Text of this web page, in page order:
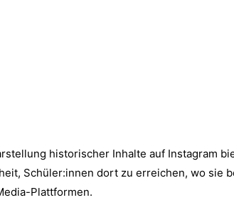
historischer Inhalte auf Instagram
Schüler:innen dort zu erreichen, wo sie
Plattformen.